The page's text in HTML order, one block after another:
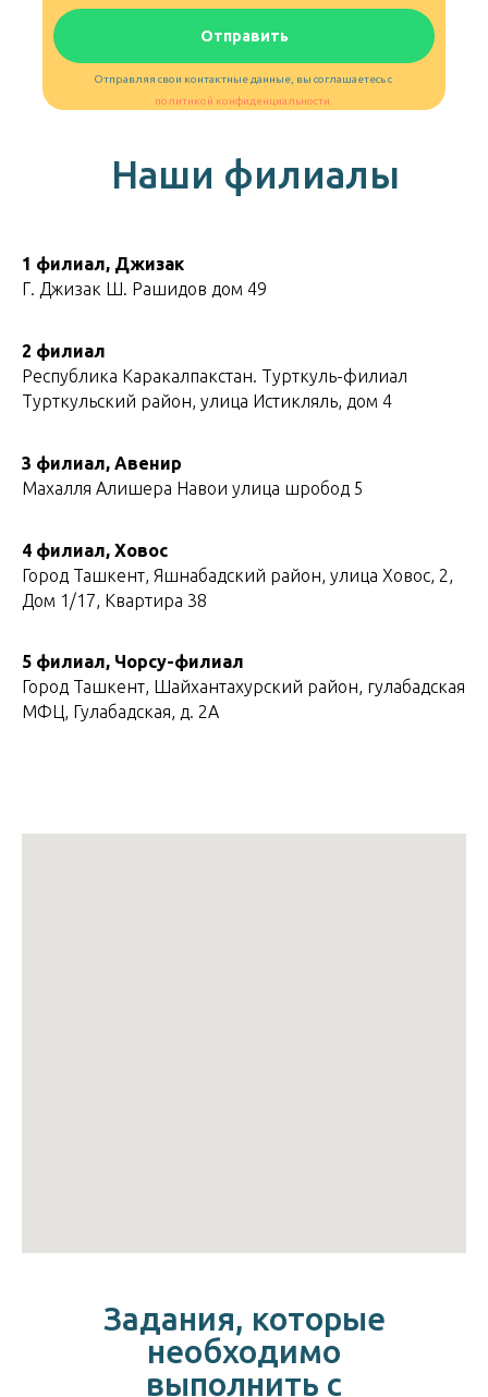
Отправляя свои контактные данные, вы соглашаетесь с
политикой конфиденциальности.
Отправить
Наши филиалы
1 филиал, Джизак
Г. Джизак Ш. Рашидов дом 49
2 филиал
Республика Каракалпакстан. Турткуль-филиал
Турткульский район, улица Истикляль, дом 4
3 филиал, Авенир
Махалля Алишера Навои улица шробод 5
4 филиал, Ховос
Город Ташкент, Яшнабадский район, улица Ховос, 2,
Дом 1/17, Квартира 38
5 филиал, Чорсу-филиал
Город Ташкент, Шайхантахурский район, гулабадская
МФЦ, Гулабадская, д. 2А
Задания, которые
необходимо
выполнить с